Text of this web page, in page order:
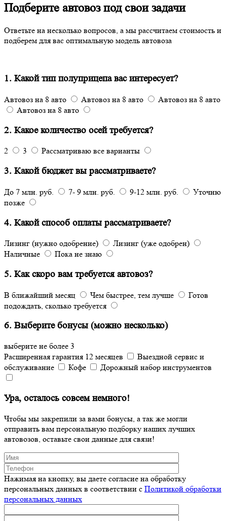
Подберите автовоз под свои задачи
Ответьте на несколько вопросов, а мы рассчитаем стоимость и
подберем для вас оптимальную модель автовоза
1. Какой тип полуприцепа вас интересует?
Автовоз на 8 авто Автовоз на 8 авто
Автовоз на 8 авто
Автовоз на 8 авто
2. Какое количество осей требуется?
2 3 Рассматриваю все варианты
3. Какой бюджет вы рассматриваете?
До 7 млн. руб. 7- 9 млн. руб. 9-12 млн. руб.
Уточню
позже
4. Какой способ оплаты рассматриваете?
Лизинг (нужно одобрение)
Лизинг (уже одобрен)
Наличные
Пока не знаю
5. Как скоро вам требуется автовоз?
В ближайший месяц Чем быстрее, тем лучше
Готов
подождать, сколько требуется
6. Выберите бонусы (можно несколько)
выберите не более 3
Расширенная гарантия 12 месяцев
Выездной сервис и
обслуживание
Кофе Дорожный набор инструментов
Ура, осталось совсем немного!
Чтобы мы закрепили за вами бонусы, а так же могли
отправить вам персональную подборку наших лучших
автовозов, оставьте свои данные для связи!
Нажимая на кнопку, вы даете согласие на обработку
персональных данных в соответствии c Политикой обработки
персональных данных